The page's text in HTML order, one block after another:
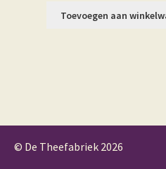
Toevoegen aan
© De Theefabriek 2026